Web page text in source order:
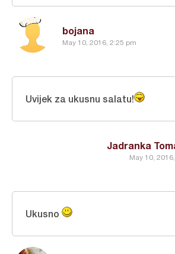
bojana
May 10, 2016, 2:25 pm
Jadranka
May 10,
Uvijek za ukusnu salatu!
Ukusno